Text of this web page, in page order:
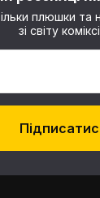
плюшки та
зі світу